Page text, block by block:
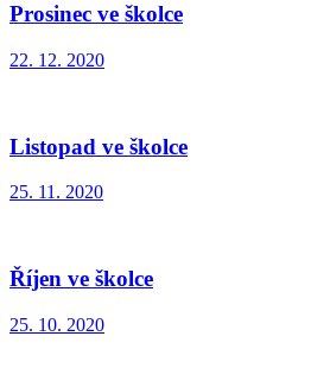
Prosinec ve školce
22. 12. 2020
Listopad ve školce
25. 11. 2020
Říjen ve školce
25. 10. 2020